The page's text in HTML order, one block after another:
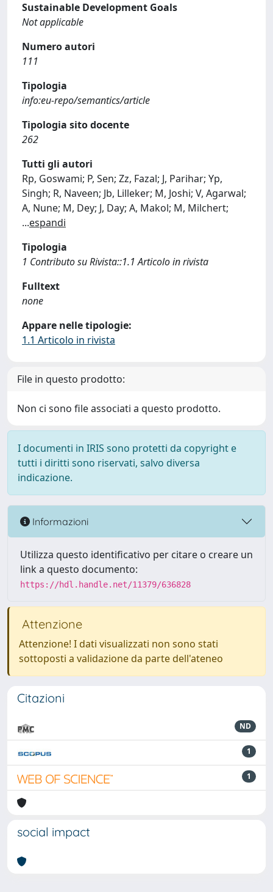
Sustainable Development Goals
Not applicable
Numero autori
111
Tipologia
info:eu-repo/semantics/article
Tipologia sito docente
262
Tutti gli autori
Rp, Goswami; P, Sen; Zz, Fazal; J, Parihar; Yp,
Singh; R, Naveen; Jb, Lilleker; M, Joshi; V, Agarwal;
A, Nune; M, Dey; J, Day; A, Makol; M, Milchert;
...espandi
Tipologia
1 Contributo su Rivista::1.1 Articolo in rivista
Fulltext
none
Appare nelle tipologie:
1.1 Articolo in rivista
File in questo prodotto:
Non ci sono file associati a questo prodotto.
I documenti in IRIS sono protetti da copyright e
tutti i diritti sono riservati, salvo diversa
indicazione.
Informazioni
Utilizza questo identificativo per citare o creare un
link a questo documento:
https://hdl.handle.net/11379/636828
Attenzione
Attenzione! I dati visualizzati non sono stati
sottoposti a validazione da parte dell'ateneo
Citazioni
ND
1
1
social impact